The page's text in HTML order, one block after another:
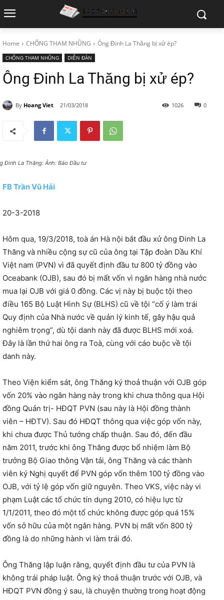
Home CHỐNG THAM NHŨNG Ông Đinh La Thăng bị xử ép?
CHỐNG THAM NHŨNG DIỄN ĐÀN
Ông Đinh La Thăng bị xử ép?
By Hoang Viet 21/03/2018 0
1026
Đinh La Thăng: Ảnh: Báo Đầu tư
FB Trần Vũ Hải
20-3-2018
Hôm qua, 19/3/2018, toà án Hà nội bắt đầu xử ông Đinh La
Thăng và nhiều cộng sự cũ của ông tại Tập đoàn Dầu Khí
Việt nam (PVN) vì đã quyết định đầu tư 800 tỷ đồng vào
Oceabank (OJB), sau đó bị mất vốn vì ngân hàng nhà nước
mua lại OJB với giá 0 đồng. Các vị này bị buộc tội theo
điều 165 Bộ Luật Hình Sự (BLHS) cũ về tội “cố ý làm trái
Quy định của Nhà nước về quản lý kinh tế, gây hậu quả
nghiêm trọng”, dù tội danh này đã được BLHS mới xoá.
Đây là lần thứ hai ông ra Toà, cùng với cáo buộc về tội
danh này.
Theo Viện kiểm sát, ông Thăng ký thoả thuận với OJB góp
vốn 20% vào ngân hàng này trong khi chưa thông qua Hội
đồng Quản trị- HĐQT PVN (sau này là Hội đồng thành
viên – HĐTV). Sau đó HĐQT thông qua việc góp vốn này,
khi chưa được Thủ tướng chấp thuận. Sau đó, đến đầu
năm 2011, trước khi ông Thăng được bổ nhiệm làm Bộ
trưởng Bộ Giao thông Vận tải, ông Thăng và các thành
viên ký Nghị quyết để PVN góp vốn thêm 100 tỷ đồng vào
OJB, với tỷ lệ góp vốn giữ nguyên. Theo VKS, việc này vi
phạm Luật các tổ chức tín dụng 2010, có hiệu lực từ
1/1/2011, theo đó một tổ chức không được góp quá 15%
vốn sở hữu của một ngân hàng. PVN bị mất vốn 800 tỷ
đồng là do những hành vi làm trái đó.
Ông Thăng lập luận rằng, quyết định đầu tư của PVN là
không trái pháp luật. Ông ký thoả thuận trước với OJB, và
HĐQT PVN đồng ý sau, là chuyện thường trong hoạt động